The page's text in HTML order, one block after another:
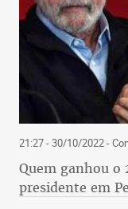
21:27 - 30/10/2022-
Quem ganhou o
presidente em